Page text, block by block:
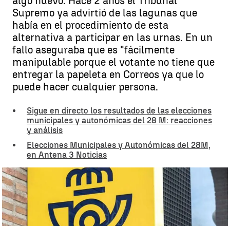
Supremo ya advirtió de las lagunas que
había en el procedimiento de esta
alternativa a participar en las urnas. En un
fallo aseguraba que es "fácilmente
manipulable porque el votante no tiene que
entregar la papeleta en Correos ya que lo
puede hacer cualquier persona.
Sigue en directo los resultados de las elecciones
municipales y autonómicas del 28 M: reacciones
y análisis
Elecciones Municipales y Autonómicas del 28M,
en Antena 3 Noticias
Las lagunas del voto por correo |LEONOTICIAS